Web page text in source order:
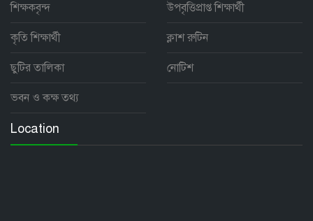
শিক্ষকবৃন্দ
কৃতি শিক্ষার্থী
ছুটির তালিকা
ভবন ও কক্ষ তথ্য
উপবৃত্তিপ্রাপ্ত শিক্ষার্থী
ক্লাশ রুটিন
নোটিশ
Location